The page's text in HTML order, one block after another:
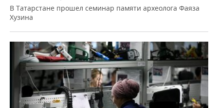
В Татарстане прошел семинар памяти археолога Фаяза
Хузина